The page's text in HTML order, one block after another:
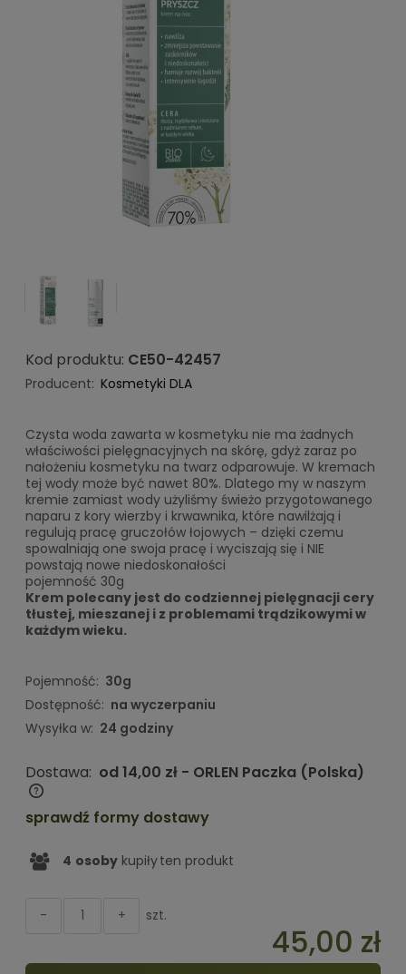
Kod produktu: CE50-42457
Producent: Kosmetyki DLA
Czysta woda zawarta w kosmetyku nie ma żadnych
właściwości pielęgnacyjnych na skórę, gdyż zaraz po
nałożeniu kosmetyku na twarz odparowuje. W kremach
tej wody może być nawet 80%. Dlatego my w naszym
kremie zamiast wody użyliśmy świeżo przygotowanego
naparu z kory wierzby i krwawnika, które nawilżają i
regulują pracę gruczołów łojowych – dzięki czemu
spowalniają one swoja pracę i wyciszają się i NIE
powstają nowe niedoskonałości
pojemność 30g
Krem polecany jest do codziennej pielęgnacji cery
tłustej, mieszanej i z problemami trądzikowymi w
każdym wieku.
Pojemność: 30g
Dostępność: na wyczerpaniu
Wysyłka w: 24 godziny
Dostawa: od 14,00 zł - ORLEN Paczka (Polska)
Cena nie zawiera ewentualnych kosztów płatności
sprawdź formy dostawy
4 osoby kupiłyten produkt
+
- szt.
45,00 zł